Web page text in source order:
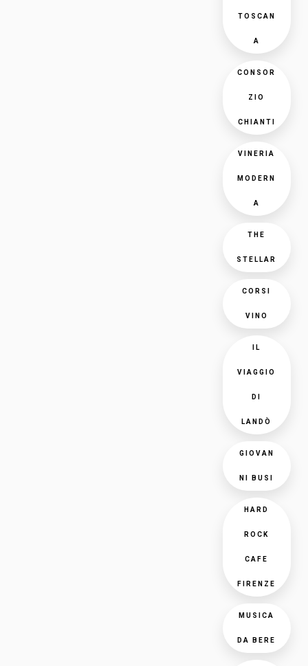
TOSCAN
A
CONSOR
ZIO
CHIANTI
VINERIA
MODERN
A
THE
STELLAR
CORSI
VINO
IL
VIAGGIO
DI
LANDÒ
GIOVAN
NI BUSI
HARD
ROCK
CAFE
FIRENZE
MUSICA
DA BERE